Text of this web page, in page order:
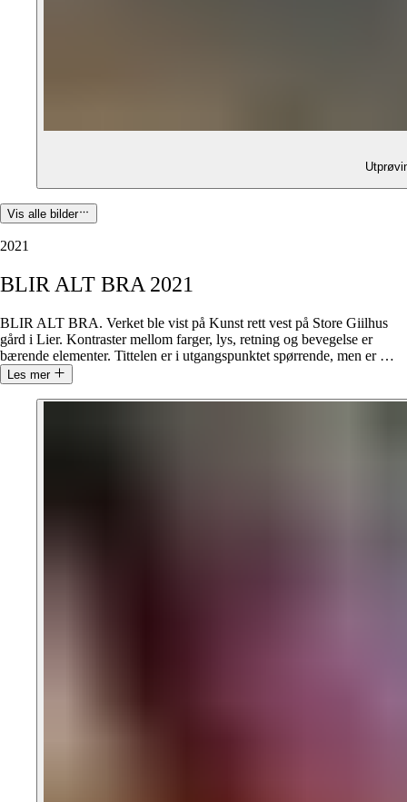
Vis alle bilder
2021
BLIR ALT BRA 2021
BLIR ALT BRA. Verket ble vist på Kunst rett vest på Store Giilhus
gård i Lier. Kontraster mellom farger, lys, retning og bevegelse er
bærende elementer. Tittelen er i utgangspunktet spørrende, men er …
Les mer